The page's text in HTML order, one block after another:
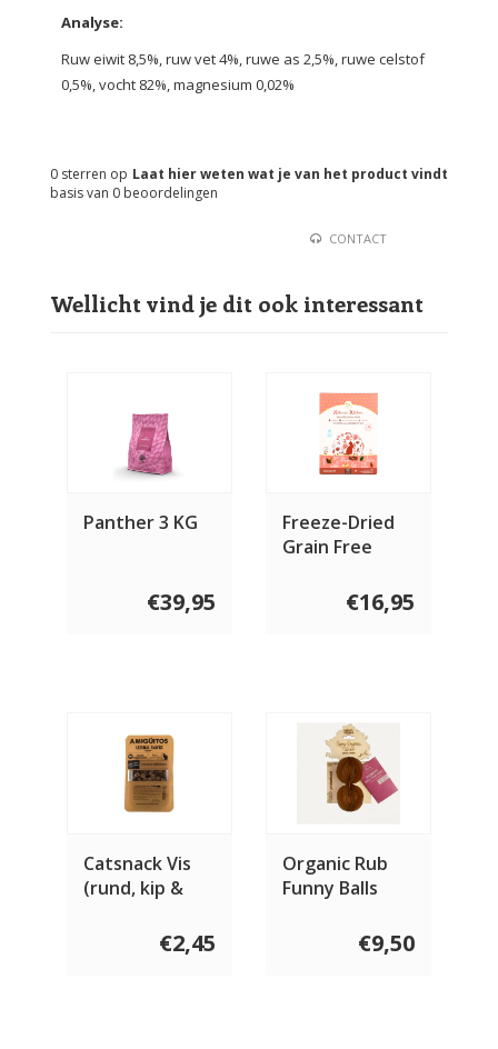
‍Analyse:
Ruw eiwit 8,5%, ruw vet 4%, ruwe as 2,5%, ruwe celstof
0,5%, vocht 82%, magnesium 0,02%
Laat hier weten wat je van het product vindt
0 sterren op
basis van 0 beoordelingen
CONTACT
Wellicht vind je dit ook interessant
Panther 3 KG
€39,95
Freeze-Dried
Grain Free
For Cats€16,95
Catsnack Vis
(rund, kip &
€2,45
Organic Rub
Funny Balls
€9,50